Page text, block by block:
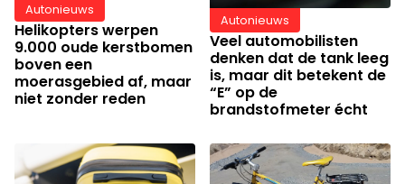
Autonieuws
Helikopters werpen
9.000 oude kerstbomen
boven een
moerasgebied af, maar
niet zonder reden
Autonieuws
Veel automobilisten
denken dat de tank leeg
is, maar dit betekent de
“E” op de
brandstofmeter écht